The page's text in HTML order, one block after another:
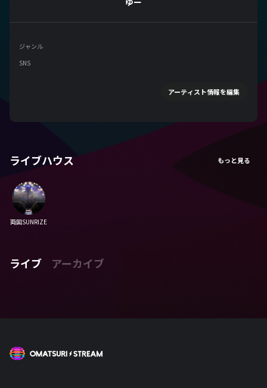
ジャンル
SNS
アーティスト情報を編集
ライブハウス
両国SUNRIZE
ライブ アーカイブ